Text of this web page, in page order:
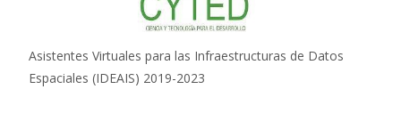
Asistentes Virtuales para las Infraestructuras de Datos
Espaciales (IDEAIS) 2019-2023